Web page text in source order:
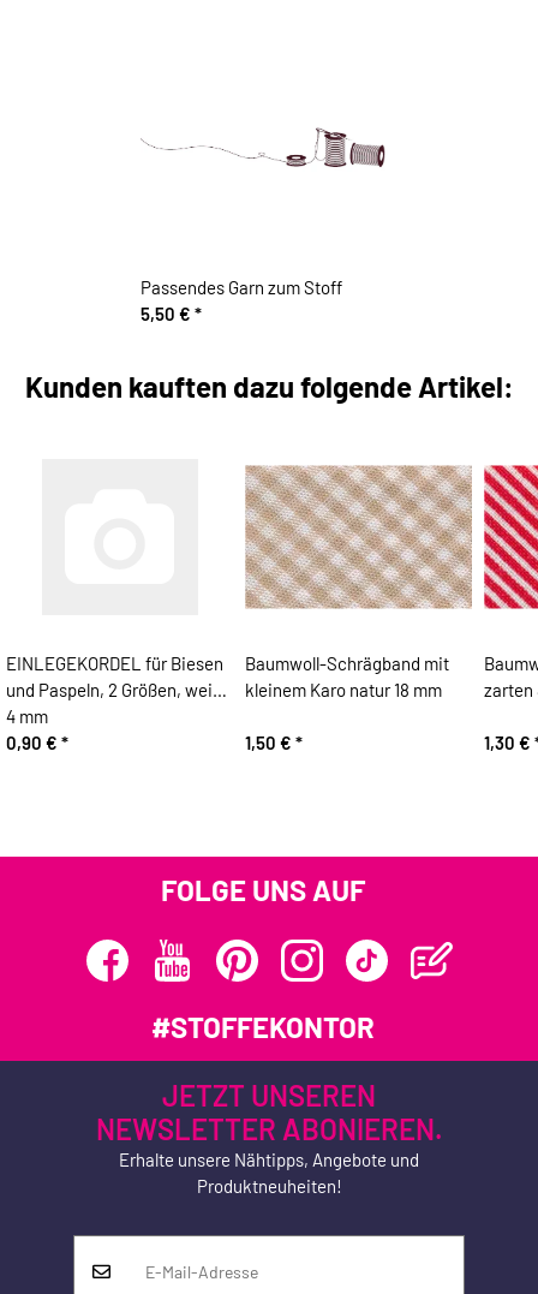
Passendes Garn zum Stoff
5,50 € *
Kunden kauften dazu folgende Artikel:
EINLEGEKORDEL für Biesen
und Paspeln, 2 Größen, weiß
4 mm
0,90 € *
Baumwoll-Schrägband mit
kleinem Karo natur 18 mm
1,50 € *
zarten
1,30 €
FOLGE UNS AUF
#STOFFEKONTOR
JETZT UNSEREN
NEWSLETTER ABONIEREN.
Erhalte unsere Nähtipps, Angebote und
Produktneuheiten!